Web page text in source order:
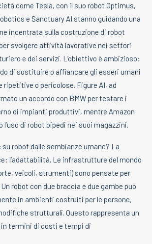
come Tesla, con il suo robot Optimus,
e Sanctuary AI stanno guidando una
incentrata sulla costruzione di robot
svolgere attività lavorative nei settori
e dei servizi. L’obiettivo è ambizioso:
di sostituire o affiancare gli esseri umani
ripetitive o pericolose. Figure AI, ad
un accordo con BMW per testare i
di impianti produttivi, mentre Amazon
di robot bipedi nei suoi magazzini.
su robot dalle sembianze umane? La
l’adattabilità. Le infrastrutture del mondo
veicoli, strumenti) sono pensate per
robot con due braccia e due gambe può
in ambienti costruiti per le persone,
strutturali. Questo rappresenta un
termini di costi e tempi di